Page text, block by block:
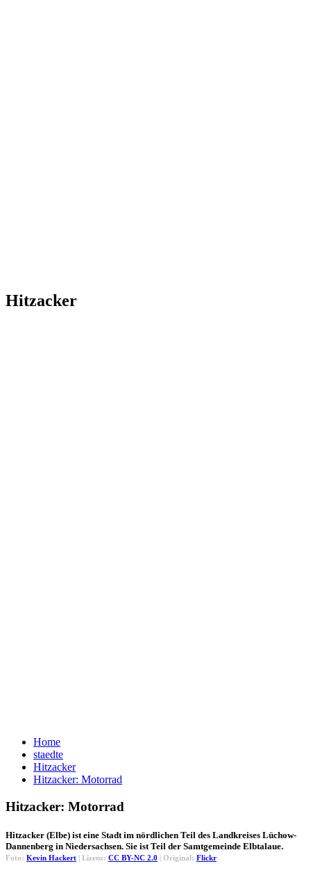
Hitzacker
Home
staedte
Hitzacker
Hitzacker: Motorrad
Hitzacker: Motorrad
Hitzacker (Elbe) ist eine Stadt im nördlichen Teil des Landkreises Lüchow-
Dannenberg in Niedersachsen. Sie ist Teil der Samtgemeinde Elbtalaue.
Foto: Kevin Hackert | Lizenz: CC BY-NC 2.0 | Original: Flickr